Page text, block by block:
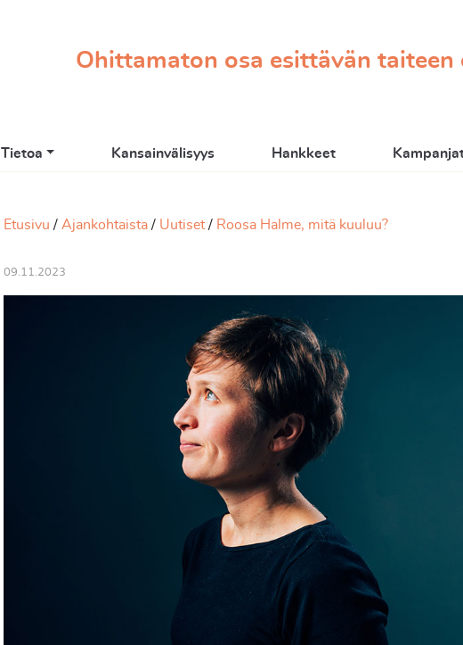
Ohittamaton osa esittävän taiteen
Tietoa Kansainvälisyys Hankkeet
Etusivu Ajankohtaista Uutiset Roosa Halme, mitä kuuluu?
09.11.2023